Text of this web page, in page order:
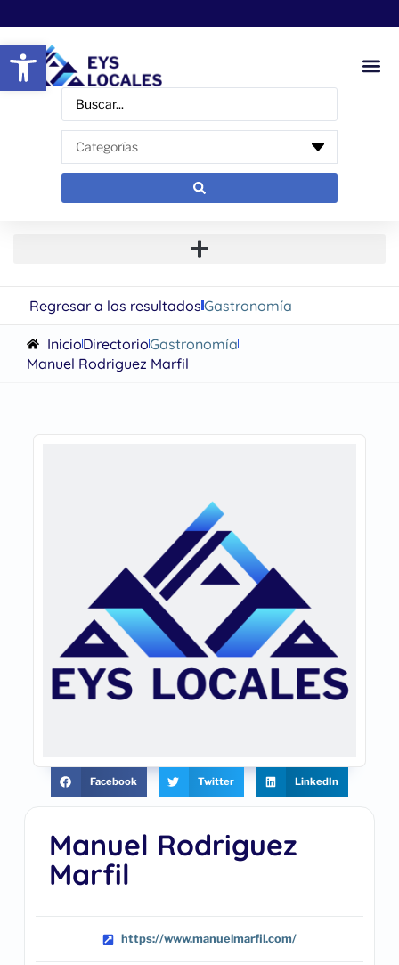
Abrir barra de herramientas
Regresar a los resultadosGastronomía
InicioDirectorioGastronomía
Manuel Rodriguez Marfil
Manuel Rodriguez
Marfil
https://www.manuelmarfil.com/
Facebook Twitter LinkedIn